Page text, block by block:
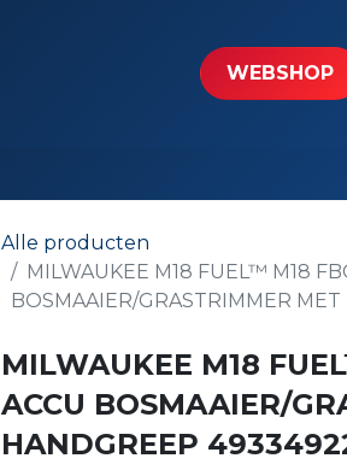
ContactWEBS​H​​OP​​
Alle producten
MILWAUKEE M18 FUEL™ M18
BOSMAAIER/GRASTRIMMER
MILWAUKEE M18
ACCU BOSMAAIER/
HANDGREEP